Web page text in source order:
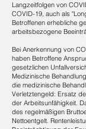
Langzeitfolgen von
COVID-19, auch als
Betroffenen erhebliche
arbeitsbezogene
Bei Anerkennung von
haben Betroffene
gesetzlichen
Medizinische
die medizinische
Verletztengeld: Ersatz
der Arbeitsunfähigkeit.
des regelmäßigen
Nettoentgelt.